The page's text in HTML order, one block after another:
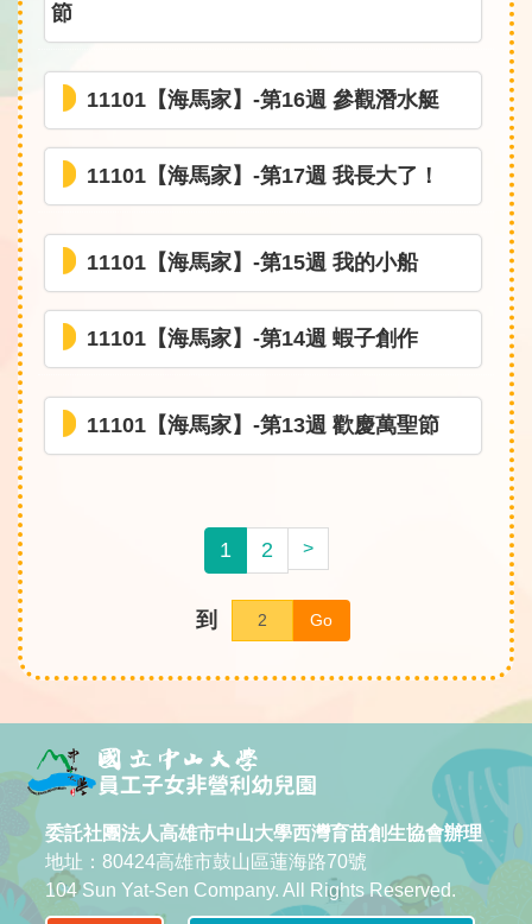
節
11101【海馬家】-第16週 參觀潛水艇
11101【海馬家】-第17週 我長大了！
11101【海馬家】-第15週 我的小船
11101【海馬家】-第14週 蝦子創作
11101【海馬家】-第13週 歡慶萬聖節
1 2 >
到 Go
委託社團法人高雄市中山大學西灣育苗創生協會辦理
地址：80424高雄市鼓山區蓮海路70號
104 Sun Yat-Sen Company. All Rights Reserved.